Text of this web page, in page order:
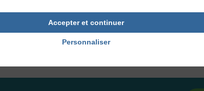
Accepter et continuer
Personnaliser